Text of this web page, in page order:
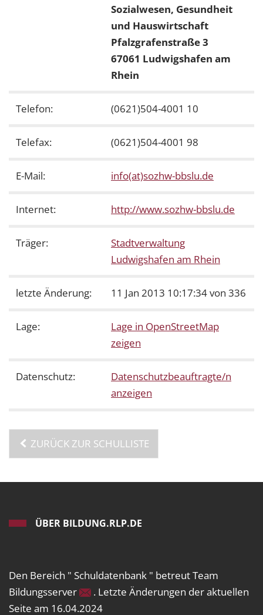
Sozialwesen, Gesundheit
und Hauswirtschaft
Pfalzgrafenstraße 3
67061 Ludwigshafen am
Rhein
Telefon: (0621)504-4001 10
Telefax: (0621)504-4001 98
E-Mail: info(at)sozhw-bbslu.de
Internet: http://www.sozhw-bbslu.de
Träger:
Stadtverwaltung
Ludwigshafen am Rhein
letzte Änderung: 11 Jan 2013 10:17:34 von 336
Lage:
Lage in OpenStreetMap
zeigen
Datenschutz:
Datenschutzbeauftragte/n
anzeigen
ZURÜCK ZUR SCHULLISTE
ÜBER BILDUNG.RLP.DE
Den Bereich " Schuldatenbank " betreut Team
Bildungsserver
. Letzte Änderungen der aktuellen
Seite am 16.04.2024